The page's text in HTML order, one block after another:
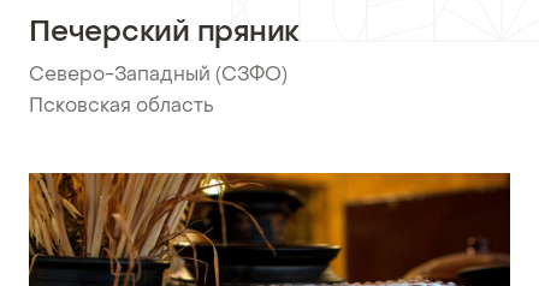
Печерский пряник
Северо-Западный (СЗФО)
Псковская область